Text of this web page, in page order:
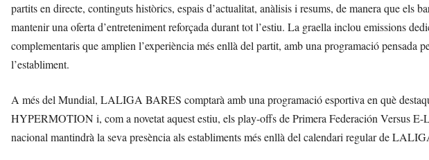
partits en directe, continguts històrics, espais d’actualitat, anàlisis i resums, de manera que
mantenir una oferta d’entreteniment reforçada durant tot l’estiu. La graella inclou emissions
complementaris que amplien l’experiència més enllà del partit, amb una programació pensada
l’establiment.
A més del Mundial, LALIGA BARES comptarà amb una programació esportiva en què
HYPERMOTION i, com a novetat aquest estiu, els play-offs de Primera Federación Versus E-
nacional mantindrà la seva presència als establiments més enllà del calendari regular de